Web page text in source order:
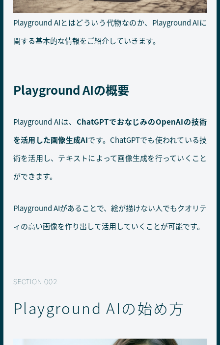
Playground AIとはどういう代物なのか、Playground AIに
関する基本的な情報をご紹介していきます。
Playground AIの概要
Playground AIは、 ChatGPTでおなじみのOpenAIの技術
を活用した画像生成AIです。ChatGPTでも使われている技
術を活用し、テキストによって画像生成を行っていくこと
ができます。
Playground AIがあることで、絵が描けない人でもクオリテ
ィの高い画像を作り出して活用していくことが可能です。
Playground AIの始め方